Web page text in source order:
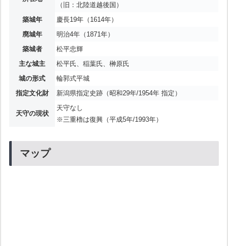
（旧：北陸道越後国）
築城年
慶長19年（1614年）
廃城年
明治4年（1871年）
築城者
松平忠輝
主な城主
松平氏、稲葉氏、榊原氏
城の形式
輪郭式平城
指定文化財
新潟県指定史跡（昭和29年/1954年 指定）
天守の現状
天守なし
※三重櫓は復興（平成5年/1993年）
マップ